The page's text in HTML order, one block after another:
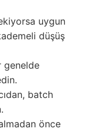
uygun
düşüş
genelde
batch
önce